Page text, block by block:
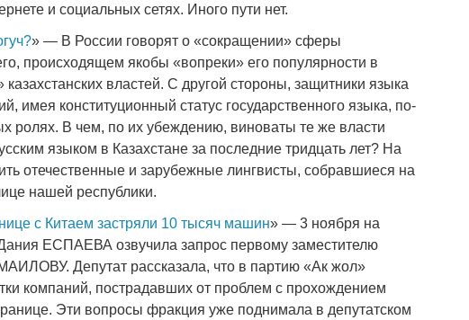
и социальных сетях. Иного пути нет.
» — В России говорят о «сокращении» сферы
происходящем якобы «вопреки» его популярности в
властей. С другой стороны, защитники языка
имея конституционный статус государственного языка, по-
ролях. В чем, по их убеждению, виноваты те же власти
языком в Казахстане за последние тридцать лет? На
отечественные и зарубежные лингвисты, собравшиеся на
нашей республики.
с Китаем застряли 10 тысяч машин» — 3 ноября на
ЕСПАЕВА озвучила запрос первому заместителю
Депутат рассказала, что в партию «Ак жол»
компаний, пострадавших от проблем с прохождением
Эти вопросы фракция уже поднимала в депутатском